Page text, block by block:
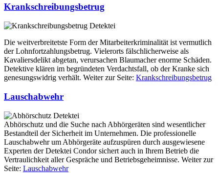
Krankschreibungsbetrug
Die weitverbreitetste Form der Mitarbeiterkrimi­nalität ist vermutlich
der Lohnfortzahlungs­betrug. Vielerorts fälschlicherweise als
Kavaliersdelikt abgetan, verursachen Blaumacher enorme Schäden.
Detektive klären im begründeten Verdachtsfall, ob der Kranke sich
genesungswidrig verhält. Weiter zur Seite: Krankschreibungsbetrug
Lauschabwehr
Abhörschutz und die Suche nach Abhör­geräten sind wesentlicher
Bestand­teil der Sicherheit im Unternehmen. Die profes­sionelle
Lausch­abwehr um Abhörgeräte aufzuspüren durch ausgewiesene
Experten der Detektei Condor sichert auch in Ihrem Betrieb die
Vertrau­lichkeit aller Gespräche und Betriebs­geheimnisse. Weiter zur
Seite: Lauschabwehr